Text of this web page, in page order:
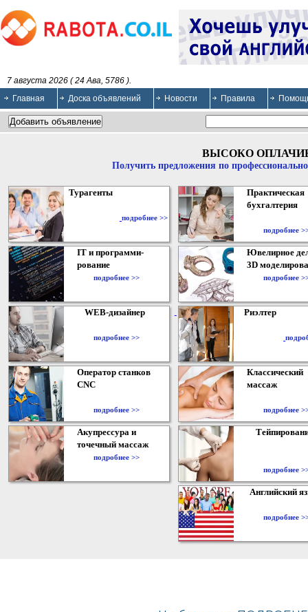
7 августа 2026 ( 24 Ава, 5786 ).
Главная
Доска объявлений Новости Правила
ВЫСОКО
Получить предложения по
Турагенты
подробнее >>
Практическая
бухгалтерия
подробнее
IT и программи-
рование
подробнее >>
Ювелирное
3D
подробнее
WEB-дизайнер
подробнее >>
Риэлтер
Оператор станков
CNC
подробнее >>
Классический
массаж
подробнее
Акупрессура и
точечный массаж
подробнее >>
подробнее
Английский
подробнее